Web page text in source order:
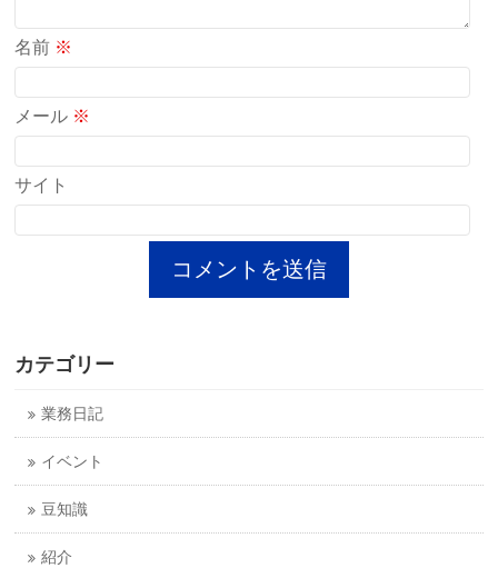
名前 ※
メール ※
サイト
カテゴリー
業務日記
イベント
豆知識
紹介